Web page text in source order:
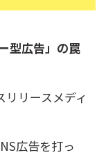
型広告」の罠
リリースメディ
広告を打っ